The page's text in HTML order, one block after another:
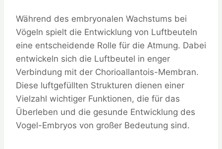
Während des embryonalen Wachstums bei
Vögeln spielt die Entwicklung von Luftbeuteln
eine entscheidende Rolle für die Atmung. Dabei
entwickeln sich die Luftbeutel in enger
Verbindung mit der Chorioallantois-Membran.
Diese luftgefüllten Strukturen dienen einer
Vielzahl wichtiger Funktionen, die für das
Überleben und die gesunde Entwicklung des
Vogel-Embryos von großer Bedeutung sind.